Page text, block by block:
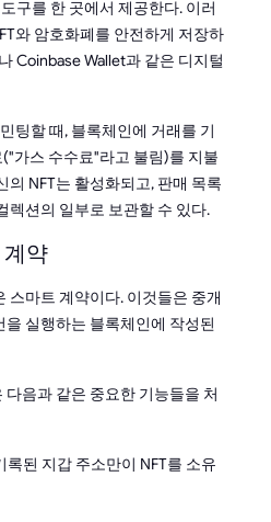
구를 한 곳에서 제공한다. 이러
와 암호화폐를 안전하게 저장하
Coinbase Wallet과 같은 디지털
팅할 때, 블록체인에 거래를 기
가스 수수료"라고 불림)를 지불
의 NFT는 활성화되고, 판매 목록
렉션의 일부로 보관할 수 있다.
계약
스마트 계약이다. 이것들은 중개
실행하는 블록체인에 작성된
다음과 같은 중요한 기능들을 처
록된 지갑 주소만이 NFT를 소유